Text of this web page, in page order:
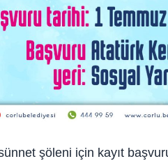
şöleni için kayıt